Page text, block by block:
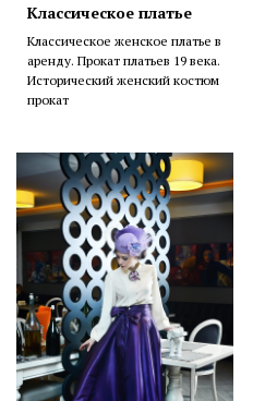
Классическое платье
Классическое женское платье в
аренду. Прокат платьев 19 века.
Исторический женский костюм
прокат